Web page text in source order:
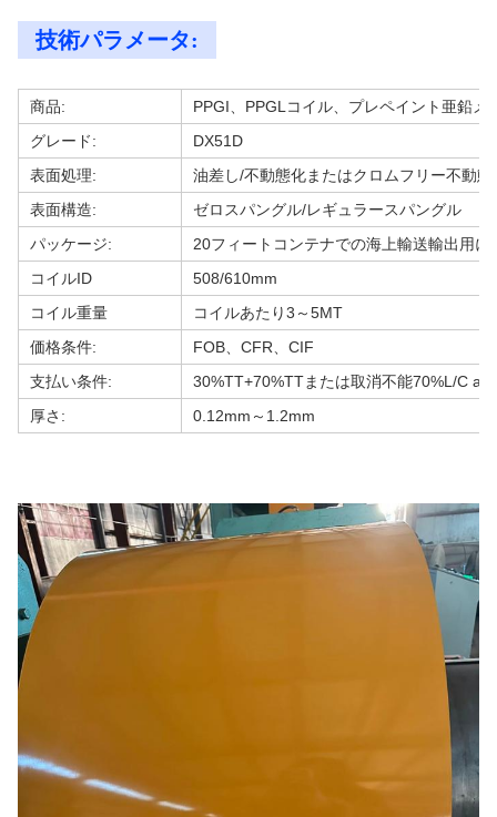
技術パラメータ:
商品:
PPGI、PPGLコイル、プレペイント亜鉛
グレード:
DX51D
表面処理:
油差し/不動態化またはクロムフリー不動
表面構造:
ゼロスパングル/レギュラースパングル
パッケージ:
20フィートコンテナでの海上輸送輸出用に
コイルID
508/610mm
コイル重量
コイルあたり3～5MT
価格条件:
FOB、CFR、CIF
支払い条件:
30%TT+70%TTまたは取消不能70%L/C at
厚さ:
0.12mm～1.2mm